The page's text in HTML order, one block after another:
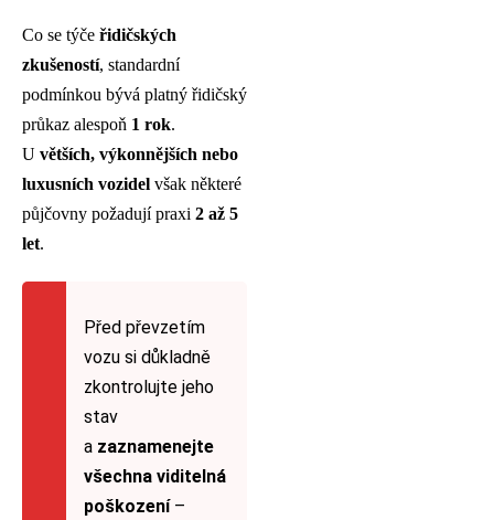
Co se týče řidičských
zkušeností, standardní
podmínkou bývá platný řidičský
průkaz alespoň 1 rok.
U větších, výkonnějších nebo
luxusních vozidel však některé
půjčovny požadují praxi 2 až 5
let.
Před převzetím
vozu si důkladně
zkontrolujte jeho
stav
a zaznamenejte
všechna viditelná
poškození–